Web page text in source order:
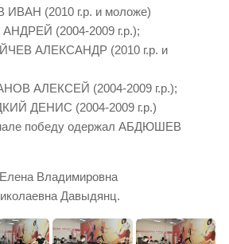
(2010 г.р. и моложе)
(2004-2009 г.р.);
АЛЕКСАНДР (2010 г.р. и
АЛЕКСЕЙ (2004-2009 г.р.);
ДЕНИС (2004-2009 г.р.)
победу одержал АБДЮШЕВ
Владимировна
Давыдянц.